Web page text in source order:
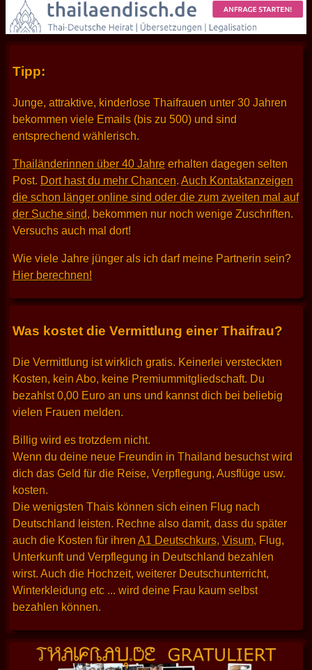
Tipp:
Junge, attraktive, kinderlose Thaifrauen unter 30 Jahren
bekommen viele Emails (bis zu 500) und sind
entsprechend wählerisch.
Thailänderinnen über 40 Jahre erhalten dagegen selten
Post. Dort hast du mehr Chancen. Auch Kontaktanzeigen
die schon länger online sind oder die zum zweiten mal auf
der Suche sind, bekommen nur noch wenige Zuschriften.
Versuchs auch mal dort!
Wie viele Jahre jünger als ich darf meine Partnerin sein?
Hier berechnen!
Was kostet die Vermittlung einer Thaifrau?
Die Vermittlung ist wirklich gratis. Keinerlei versteckten
Kosten, kein Abo, keine Premiummitgliedschaft. Du
bezahlst 0,00 Euro an uns und kannst dich bei beliebig
vielen Frauen melden.
Billig wird es trotzdem nicht.
Wenn du deine neue Freundin in Thailand besuchst wird
dich das Geld für die Reise, Verpflegung, Ausflüge usw.
kosten.
Die wenigsten Thais können sich einen Flug nach
Deutschland leisten. Rechne also damit, dass du später
auch die Kosten für ihrenA1 Deutschkurs, Visum, Flug,
Unterkunft und Verpflegung in Deutschland bezahlen
wirst. Auch die Hochzeit, weiterer Deutschunterricht,
Winterkleidung etc ... wird deine Frau kaum selbst
bezahlen können.